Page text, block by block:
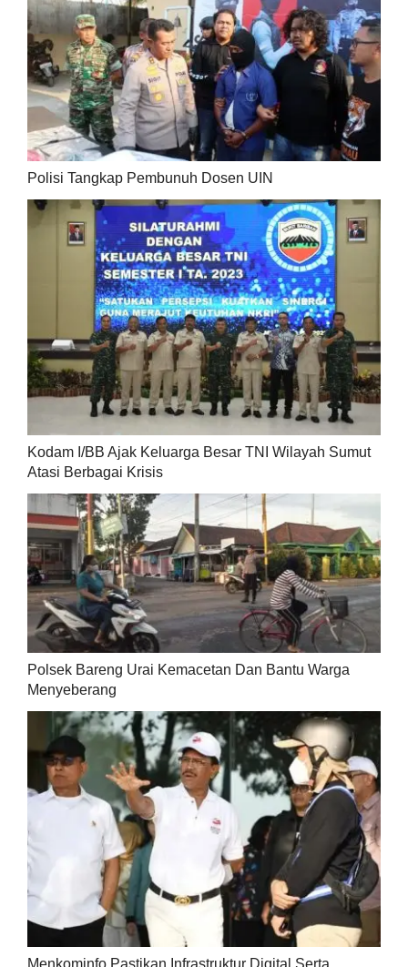
Polisi Tangkap Pembunuh Dosen UIN
Kodam I/BB Ajak Keluarga Besar TNI Wilayah Sumut
Atasi Berbagai Krisis
Polsek Bareng Urai Kemacetan Dan Bantu Warga
Menyeberang
Menkominfo Pastikan Infrastruktur Digital Serta